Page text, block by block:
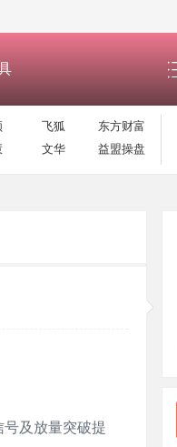
飞狐
东方财富
文华 益盟操盘
及放量突破提